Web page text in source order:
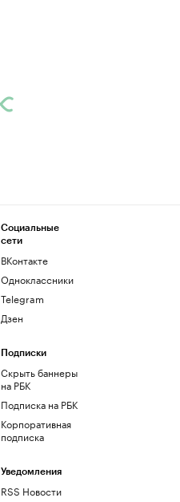
Социальные
сети
ВКонтакте
Одноклассники
Telegram
Дзен
Подписки
Скрыть баннеры
на РБК
Подписка на РБК
Корпоративная
подписка
Уведомления
RSS Новости